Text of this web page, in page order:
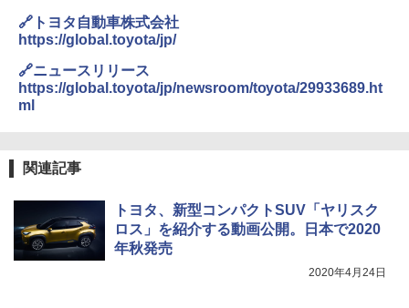
🔗トヨタ自動車株式会社
https://global.toyota/jp/
🔗ニュースリリース
https://global.toyota/jp/newsroom/toyota/29933689.ht
ml
関連記事
トヨタ、新型コンパクトSUV「ヤリスク
ロス」を紹介する動画公開。日本で2020
年秋発売
2020年4月24日